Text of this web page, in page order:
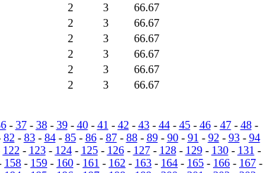
2 3
66.67
2 3
66.67
2 3
66.67
2 3
66.67
2 3
66.67
2 3 66.67
- 37- 38- 39- 40- 41 - 42 - 43- 44- 45- 46- 47- 48-
82 - 83- 84- 85- 86- 87- 88- 89- 90- 91 - 92 - 93- 94
122 - 123- 124- 125- 126- 127- 128- 129- 130- 131 -
158 - 159 - 160 - 161 - 162 - 163 - 164 - 165 - 166 - 167 -